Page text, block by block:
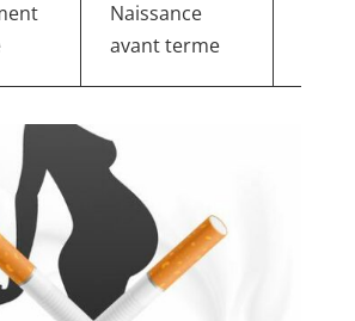
Naissance
avant terme